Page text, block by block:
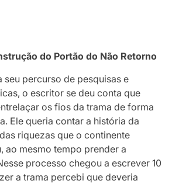
do Portão do Não Retorno
seu percurso de pesquisas e
o escritor se deu conta que
os fios da trama de forma
Ele queria contar a história da
riquezas que o continente
ao mesmo tempo prender a
processo chegou a escrever 10
a trama percebi que deveria